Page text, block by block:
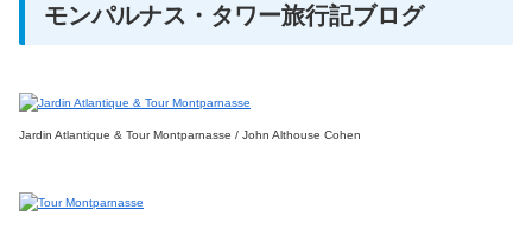
モンパルナス・タワー旅行記ブログ
Jardin Atlantique & Tour Montparnasse / John Althouse Cohen